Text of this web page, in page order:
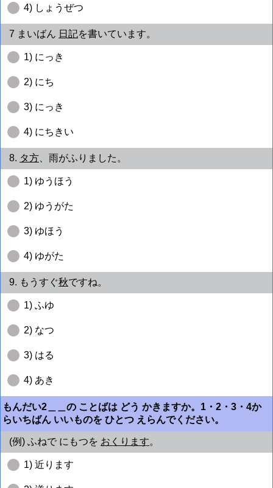
4) しょうぜつ
7 まいばん 日記を書いています。
1) にっき
2) にち
3) にっき
4) にちきい
8. タ方 、雨がふりました。
1) ゆうほう
2) ゆうがた
3) ゆほう
4) ゆがた
9. もうすぐ秋ですね。
1) ふゆ
2) なつ
3) はる
4) あき
もんだい2＿＿の ことばは どう かきますか。1・2・3・4か
らいちばん いいものを ひとつ えらんでください。
(例) ふねで にもつを おくります。
1) 近ります